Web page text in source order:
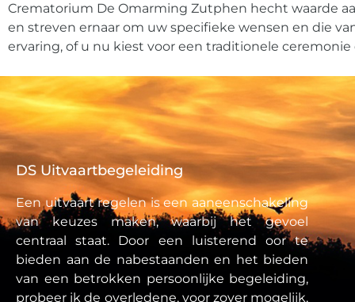
Crematorium De Omarming Zutphen hecht waarde
en streven ernaar om uw specifieke wensen en die
ervaring, of u nu kiest voor een traditionele
DS Uitvaartbegeleiding
Een uitvaart regelen is een aaneenschakeling
van keuzes maken, waarbij het gevoel
centraal staat. Door een luisterend oor te
bieden aan de nabestaanden en het bieden
van een betrokken persoonlijke begeleiding,
probeer ik de overledene, voor zover mogelijk,